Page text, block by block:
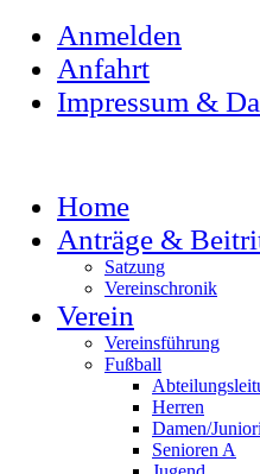
Anmelden
Anfahrt
Impressum &
Home
Anträge &
Satzung
Vereinschronik
Verein
Vereinsführung
Fußball
Herren
Damen/
Senioren A